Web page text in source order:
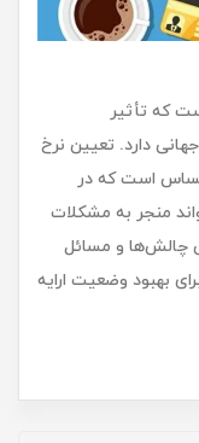
که تأثیر
دارد. تعیین نرخ
است که در
منجر به مشکلات
چالش‌ها و مسائل
بهبود وضعیت ارایه